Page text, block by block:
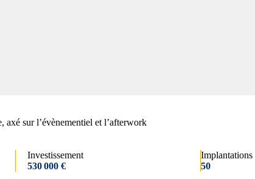
axé sur l’évènementiel et l’afterwork
Investissement
530 000 €
Implantations
50